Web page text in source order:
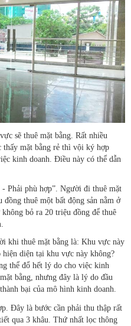
sẽ thuê mặt bằng. Rất nhiều
thấy mặt bằng rẻ thì vội ký hợp
kinh doanh. Điều này có thể dẫn
Phải phù hợp”. Người đi thuê mặt
đồng thuê một bất động sản nằm ở
bỏ ra 20 triệu đồng để thuê
khi thuê mặt bằng là: Khu vực này
hiện diện tại khu vực này không?
thể đổ hết lý do cho việc kinh
bằng, nhưng đây là lý do đầu
bại của mô hình kinh doanh.
Đây là bước cần phải thu thập rất
qua 3 khâu. Thứ nhất lọc thông